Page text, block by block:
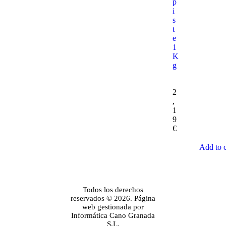
p
i
s
t
e
1
K
g
2
,
1
9
€
Add to
Todos los derechos
reservados © 2026. Página
web gestionada por
Informática Cano Granada
S.L.